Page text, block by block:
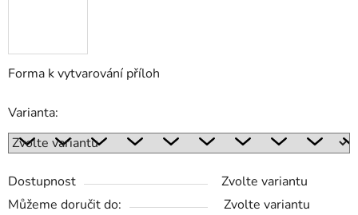
Forma k vytvarování příloh
Varianta:
Dostupnost
Zvolte variantu
Můžeme doručit do:
Zvolte variantu